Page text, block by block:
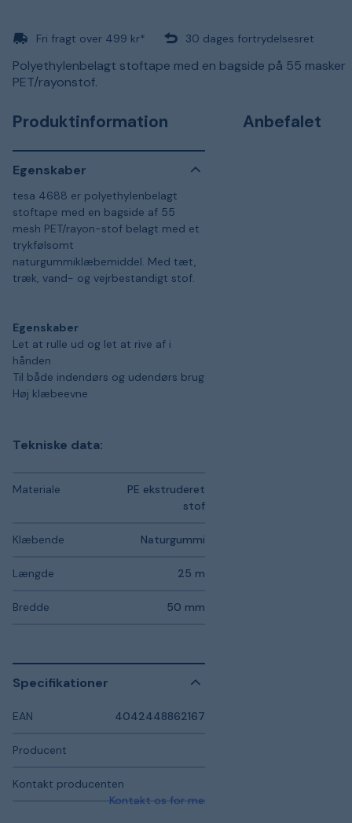
Fri fragt over 499 kr* 30 dages fortrydelsesret
Polyethylenbelagt stoftape med en bagside på 55 masker
PET/rayonstof.
Produktinformation
Egenskaber
tesa 4688 er polyethylenbelagt
stoftape med en bagside af 55
mesh PET/rayon-stof belagt med et
trykfølsomt
naturgummiklæbemiddel. Med tæt,
træk, vand- og vejrbestandigt stof.
Egenskaber
Let at rulle ud og let at rive af i
hånden
Til både indendørs og udendørs brug
Høj klæbeevne
Tekniske data:
Materiale
PE ekstruderet
stof
Klæbende Naturgummi
Længde 25 m
Bredde 50 mm
Specifikationer
EAN 4042448862167
Producent
Kontakt producenten
Kontakt os for mere information
Anbefalet